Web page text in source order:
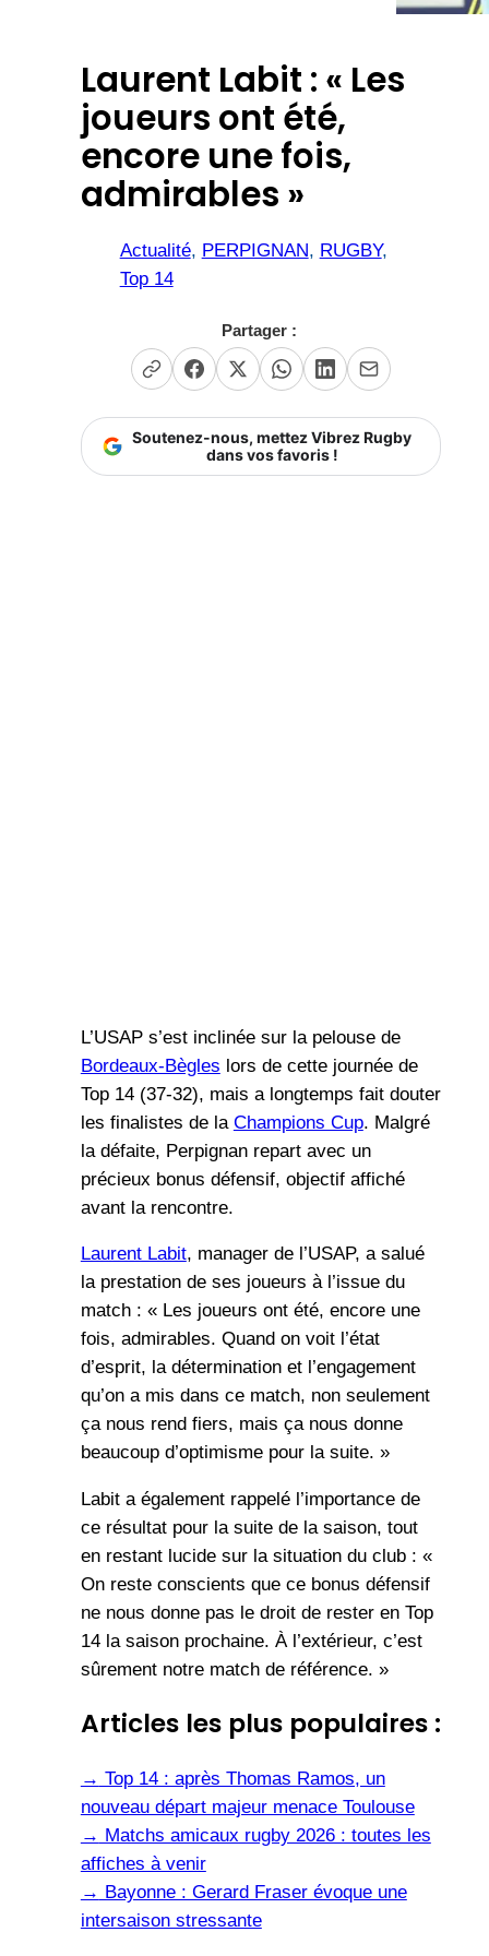
Laurent Labit : « Les
joueurs ont été,
encore une fois,
admirables »
Actualité, PERPIGNAN, RUGBY
Top 14
Partager :
Soutenez-nous, mettez Vibrez Rugby
dans vos favoris !
L’USAP s’est inclinée sur la pelouse de
Bordeaux-Bègles lors de cette journée de
Top 14 (37-32), mais a longtemps fait douter
les finalistes de la Champions Cup. Malgré
la défaite, Perpignan repart avec un
précieux bonus défensif, objectif affiché
avant la rencontre.
Laurent Labit, manager de l’USAP, a salué
la prestation de ses joueurs à l’issue du
match : « Les joueurs ont été, encore une
fois, admirables. Quand on voit l’état
d’esprit, la détermination et l’engagement
qu’on a mis dans ce match, non seulement
ça nous rend fiers, mais ça nous donne
beaucoup d’optimisme pour la suite. »
Labit a également rappelé l’importance de
ce résultat pour la suite de la saison, tout
en restant lucide sur la situation du club : «
On reste conscients que ce bonus défensif
ne nous donne pas le droit de rester en Top
14 la saison prochaine. À l’extérieur, c’est
sûrement notre match de référence. »
Articles les plus populaires :
→ Top 14 : après Thomas Ramos, un
nouveau départ majeur menace Toulouse
→ Matchs amicaux rugby 2026 : toutes les
affiches à venir
→ Bayonne : Gerard Fraser évoque une
intersaison stressante